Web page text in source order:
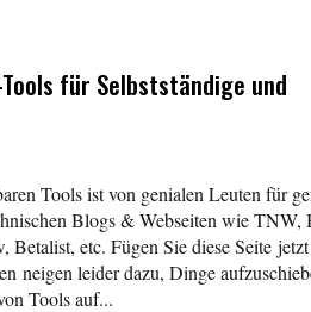
für Selbstständige und
Tools ist von genialen Leuten für
Blogs & Webseiten wie
etc. Fügen Sie diese Seite
neigen leider dazu, Dinge
Tools auf...